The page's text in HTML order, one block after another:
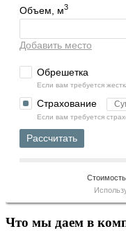
Объем, м3
Добавить место
Обрешетка
Если вам требуется
Страхование
Если вам требуется
Рассчитать
Что мы даем в